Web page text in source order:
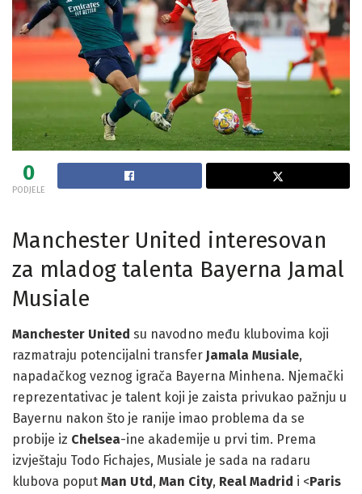
0
PODJELE
Manchester United interesovan
za mladog talenta Bayerna Jamal
Musiale
Manchester United su navodno među klubovima koji
razmatraju potencijalni transfer Jamala Musiale,
napadačkog veznog igrača Bayerna Minhena. Njemački
reprezentativac je talent koji je zaista privukao pažnju u
Bayernu nakon što je ranije imao problema da se
probije iz Chelsea-ine akademije u prvi tim. Prema
izvještaju Todo Fichajes, Musiale je sada na radaru
klubova poput Man Utd , Man City, Real Madrid i <Paris